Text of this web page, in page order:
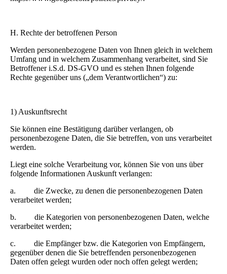
H. Rechte der betroffenen Person
Werden personenbezogene Daten von Ihnen gleich in welchem
Umfang und in welchem Zusammenhang verarbeitet, sind Sie
Betroffener i.S.d. DS-GVO und es stehen Ihnen folgende
Rechte gegenüber uns („dem Verantwortlichen“) zu:
1) Auskunftsrecht
Sie können eine Bestätigung darüber verlangen, ob
personenbezogene Daten, die Sie betreffen, von uns verarbeitet
werden.
Liegt eine solche Verarbeitung vor, können Sie von uns über
folgende Informationen Auskunft verlangen:
a. die Zwecke, zu denen die personenbezogenen Daten
verarbeitet werden;
b. die Kategorien von personenbezogenen Daten, welche
verarbeitet werden;
c. die Empfänger bzw. die Kategorien von Empfängern,
gegenüber denen die Sie betreffenden personenbezogenen
Daten offen gelegt wurden oder noch offen gelegt werden;